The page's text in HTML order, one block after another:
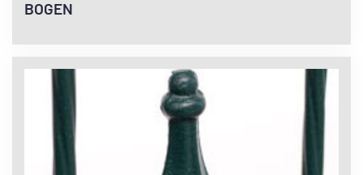
BOGEN